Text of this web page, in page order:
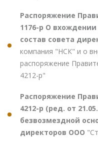
Распоряжение
1176-р О
состав совета
компания "НСК" и о
распоряжение
4212-р"
Распоряжение
4212-р (ред. от
безвозмездной
директоров ООО